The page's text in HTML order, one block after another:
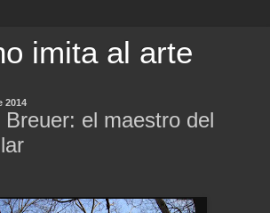
imita al arte
2014
Breuer: el maestro del